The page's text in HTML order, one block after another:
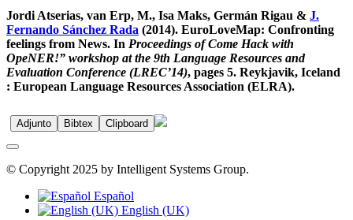
Jordi Atserias, van Erp, M., Isa Maks, Germán Rigau & J.
Fernando Sánchez Rada (2014). EuroLoveMap: Confronting
feelings from News. In Proceedings of Come Hack with
OpeNER!” workshop at the 9th Language Resources and
Evaluation Conference (LREC’14), pages 5. Reykjavik, Iceland
: European Language Resources Association (ELRA).
Adjunto Bibtex Clipboard
© Copyright 2025 by Intelligent Systems Group.
Español
English (UK)